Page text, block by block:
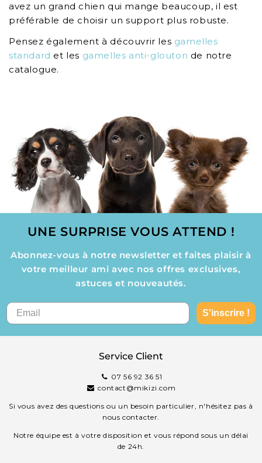
avez un grand chien qui mange beaucoup, il est
préférable de choisir un support plus robuste.
Pensez également à découvrir les gamelles
standard et les gamelles anti-glouton de notre
catalogue.
UNE SURPRISE VOUS ATTEND !
Abonnez-vous à notre newsletter et faites plaisir à
votre meilleur ami avec nos offres exclusives,
astuces et nouveautés.
S'inscrire !
Service Client
07 56 92 36 51
contact@mikizi.com
Si vous avez des questions ou un besoin particulier, n'hésitez pas à
nous contacter.
Notre équipe est à votre disposition et vous répond sous un délai
de 24h.